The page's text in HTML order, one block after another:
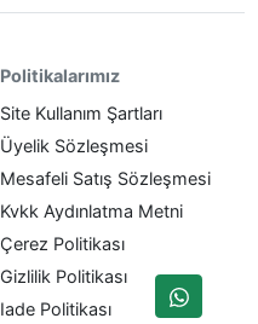
Politikalarımız
Site Kullanım Şartları
Üyelik Sözleşmesi
Mesafeli Satış Sözleşmesi
Kvkk Aydınlatma Metni
Çerez Politikası
Gizlilik Politikası
Iade Politikası